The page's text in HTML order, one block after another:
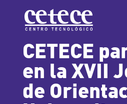
CETECE
en la XVII
de